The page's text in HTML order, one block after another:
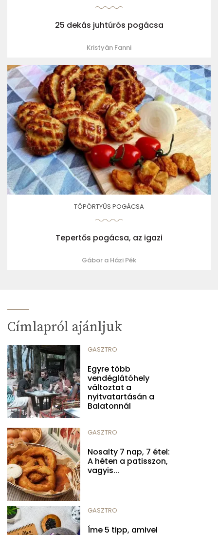
25 dekás juhtúrós pogácsa
Kristyán Fanni
TÖPÖRTYŰS POGÁCSA
Tepertős pogácsa, az igazi
Gábor a Házi Pék
Címlapról ajánljuk
GASZTRO
Egyre több
vendéglátóhely
változtat a
nyitvatartásán a
Balatonnál
GASZTRO
Nosalty 7 nap, 7 étel:
A héten a patisszon,
vagyis...
GASZTRO
Íme 5 tipp, amivel